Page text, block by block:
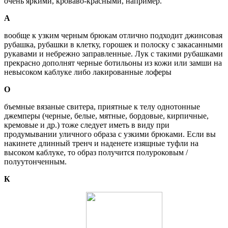
А
вообще к узким черным брюкам отлично подходит джинсовая
рубашка, рубашки в клетку, горошек и полоску с закасанными
рукавами и небрежно заправленные. Лук с такими рубашками
прекрасно дополнят черные ботильоны из кожи или замши на
невысоком каблуке либо лакированные лоферы
О
бъемные вязаные свитера, приятные к телу однотонные
джемперы (черные, белые, мятные, бордовые, кирпичные,
кремовые и др.) тоже следует иметь в виду при
продумывании уличного образа с узкими брюками. Если вы
накинете длинный тренч и наденете изящные туфли на
высоком каблуке, то образ получится полуроковым /
полуутонченным.
К